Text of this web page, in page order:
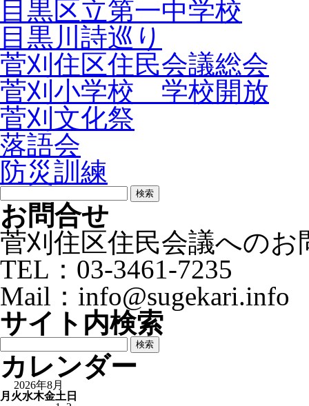
目黒区立第一中学校
目黒川詩巡り
菅刈住区住民会議総会
菅刈小学校 学校開放
菅刈文化祭
落語会
防災訓練
検
索:
お問合せ
菅刈住区住民会議への
TEL：03-3461-7235
Mail：info@sugekari.info
サイト内検索
検
索:
カレンダー
2026年8月
月 火水木金土 日